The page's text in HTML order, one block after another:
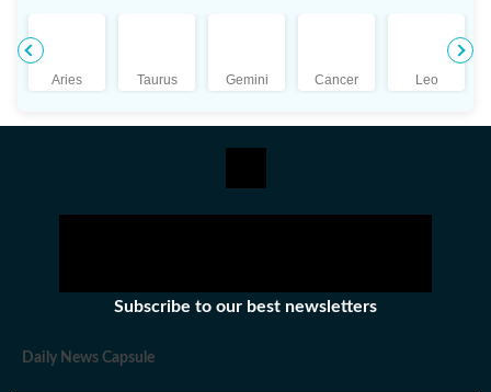
শিক্ষাগত যোগ্যতা: শ্রীতমা মিত্র ইংরেজিতে স্নাতক (বি.এ.) এবং বিশ্বভারতী
বিশ্ববিদ্যালয়, শান্তিনিকেতন থেকে সাংবাদিকতা ও গণযোগাযোগে
স্নাতকোত্তর (এম.এ.) ডিগ্রি অর্জন করেন। ব্যক্তিগত পছন্দ ও নেশা:
নেশা। ছুটির দুপুরগুলো তাঁর কাটে গল্পের বই নিয়ে। একটু লম্বা ছুটি পেলে তিনি
Aries Taurus Gemini Cancer Leo
Subscribe to our best newsletters
Daily News Capsule